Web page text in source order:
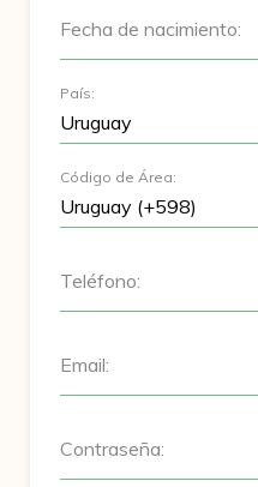
Fecha de nacimiento:
País:
Código de Área:
Teléfono:
Email:
Contraseña: